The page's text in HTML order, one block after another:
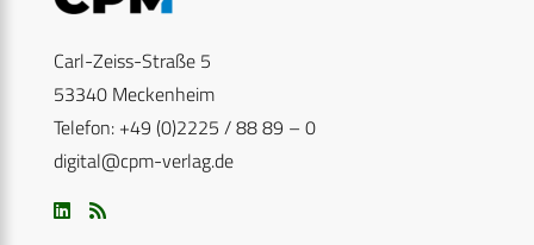
Carl-Zeiss-Straße 5
53340 Meckenheim
Telefon: +49 (0)2225 / 88 89 – 0
digital@cpm-verlag.de